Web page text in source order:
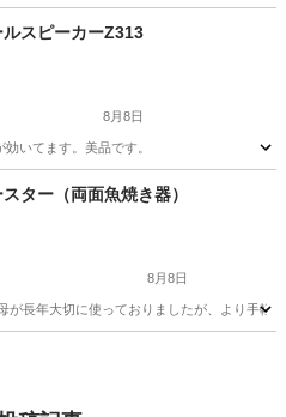
チン家電
スピーカーZ313
8月8日
いてます。美品です。
ディオ
ター（両面魚焼き器）
8月8日
が長年大切に使っておりましたが、より手